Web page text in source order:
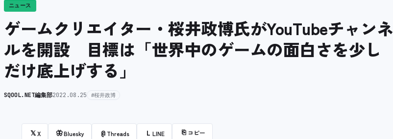
ニュース
ゲームクリエイター・桜井政博氏がYouTubeチャンネ
ルを開設 目標は「世界中のゲームの面白さを少し
だけ底上げする」
SQOOL.NET編集部2022.08.25 #桜井政博
𝕏X 🦋Bluesky @ Threads L LINE ⎘ コピー